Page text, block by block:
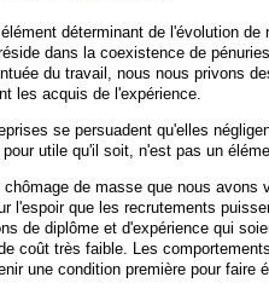
déterminant de l'évolution
dans la coexistence de
du travail, nous nous privons
les acquis de l'expérience.
se persuadent qu'elles
utile qu'il soit, n'est pas un
de masse que nous
l'espoir que les recrutements
de diplôme et d'expérience qui
coût très faible. Les
une condition première pour faire